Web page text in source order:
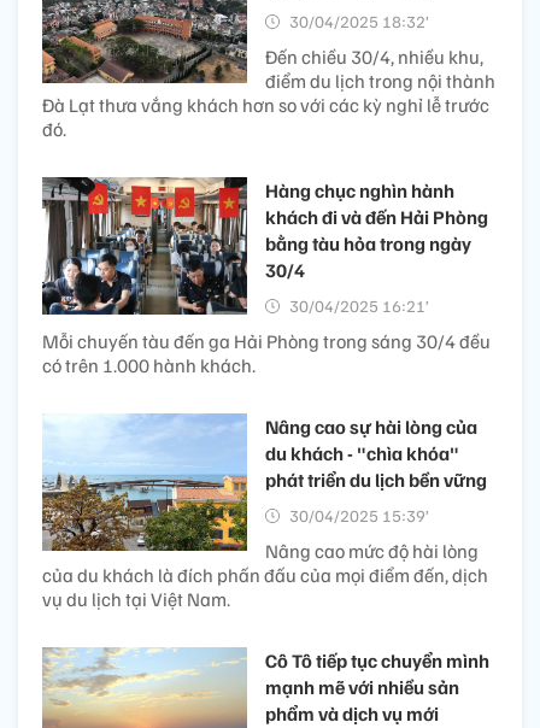
30/04/2025 18:32’
Đến chiều 30/4, nhiều khu,
điểm du lịch trong nội thành
Đà Lạt thưa vắng khách hơn so với các kỳ nghỉ lễ trước
đó.
Hàng chục nghìn hành
khách đi và đến Hải Phòng
bằng tàu hỏa trong ngày
30/4
30/04/2025 16:21’
Mỗi chuyến tàu đến ga Hải Phòng trong sáng 30/4 đều
có trên 1.000 hành khách.
Nâng cao sự hài lòng của
du khách - "chìa khóa"
phát triển du lịch bền vững
30/04/2025 15:39’
Nâng cao mức độ hài lòng
của du khách là đích phấn đấu của mọi điểm đến, dịch
vụ du lịch tại Việt Nam.
Cô Tô tiếp tục chuyển mình
mạnh mẽ với nhiều sản
phẩm và dịch vụ mới